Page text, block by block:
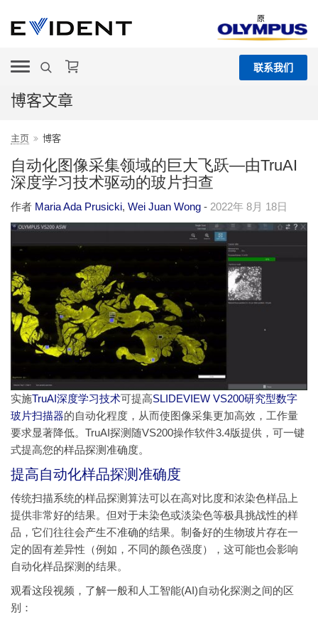
原
联系我们
博客文章
主页 博客
自动化图像采集领域的巨大飞跃―由TruAI
深度学习技术驱动的玻片扫查
作者 Maria Ada Prusicki, Wei Juan Wong - 2022年 8月 18日
实施TruAI深度学习技术可提高SLIDEVIEW VS200研究型数字
玻片扫描器的自动化程度，从而使图像采集更加高效，工作量
要求显著降低。TruAI探测随VS200操作软件3.4版提供，可一键
式提高您的样品探测准确度。
提高自动化样品探测准确度
传统扫描系统的样品探测算法可以在高对比度和浓染色样品上
提供非常好的结果。但对于未染色或淡染色等极具挑战性的样
品，它们往往会产生不准确的结果。制备好的生物玻片存在一
定的固有差异性（例如，不同的颜色强度），这可能也会影响
自动化样品探测的结果。
观看这段视频，了解一般和人工智能(AI)自动化探测之间的区
别：